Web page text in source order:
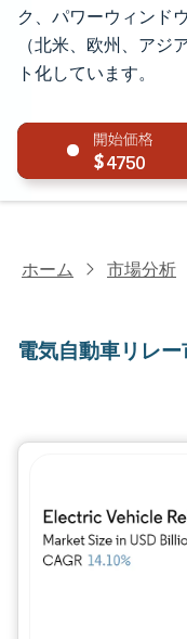
ク、パワーウィンド
（北米、欧州、アジ
ト化しています。
4750
ホーム 市場分析
電気自動車リレ